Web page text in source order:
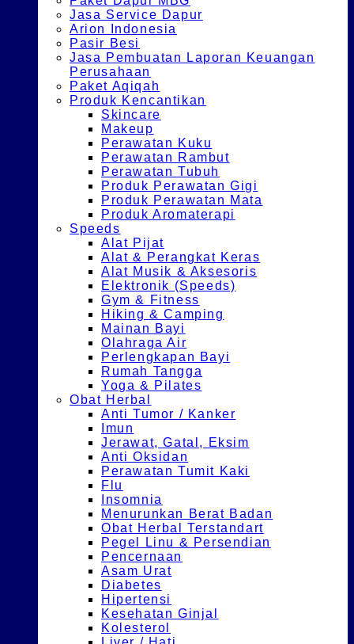
Jasa Service Dapur
Arion Indonesia
Pasir Besi
Jasa Pembuatan Laporan Keuangan
Perusahaan
Paket Aqiqah
Produk Kencantikan
Skincare
Makeup
Perawatan Kuku
Perawatan Rambut
Perawatan Tubuh
Produk Perawatan Gigi
Produk Perawatan Mata
Produk Aromaterapi
Speeds
Alat Pijat
Alat & Perangkat Keras
Alat Musik & Aksesoris
Elektronik (Speeds)
Gym & Fitness
Hiking & Camping
Mainan Bayi
Olahraga Air
Perlengkapan Bayi
Rumah Tangga
Yoga & Pilates
Obat Herbal
Anti Tumor / Kanker
Imun
Jerawat, Gatal, Eksim
Anti Oksidan
Perawatan Tumit Kaki
Flu
Insomnia
Menurunkan Berat Badan
Obat Herbal Terstandart
Pegel Linu & Persendian
Pencernaan
Asam Urat
Diabetes
Hipertensi
Kesehatan Ginjal
Kolesterol